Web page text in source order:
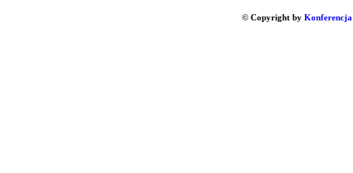
© Copyright by Konferencja